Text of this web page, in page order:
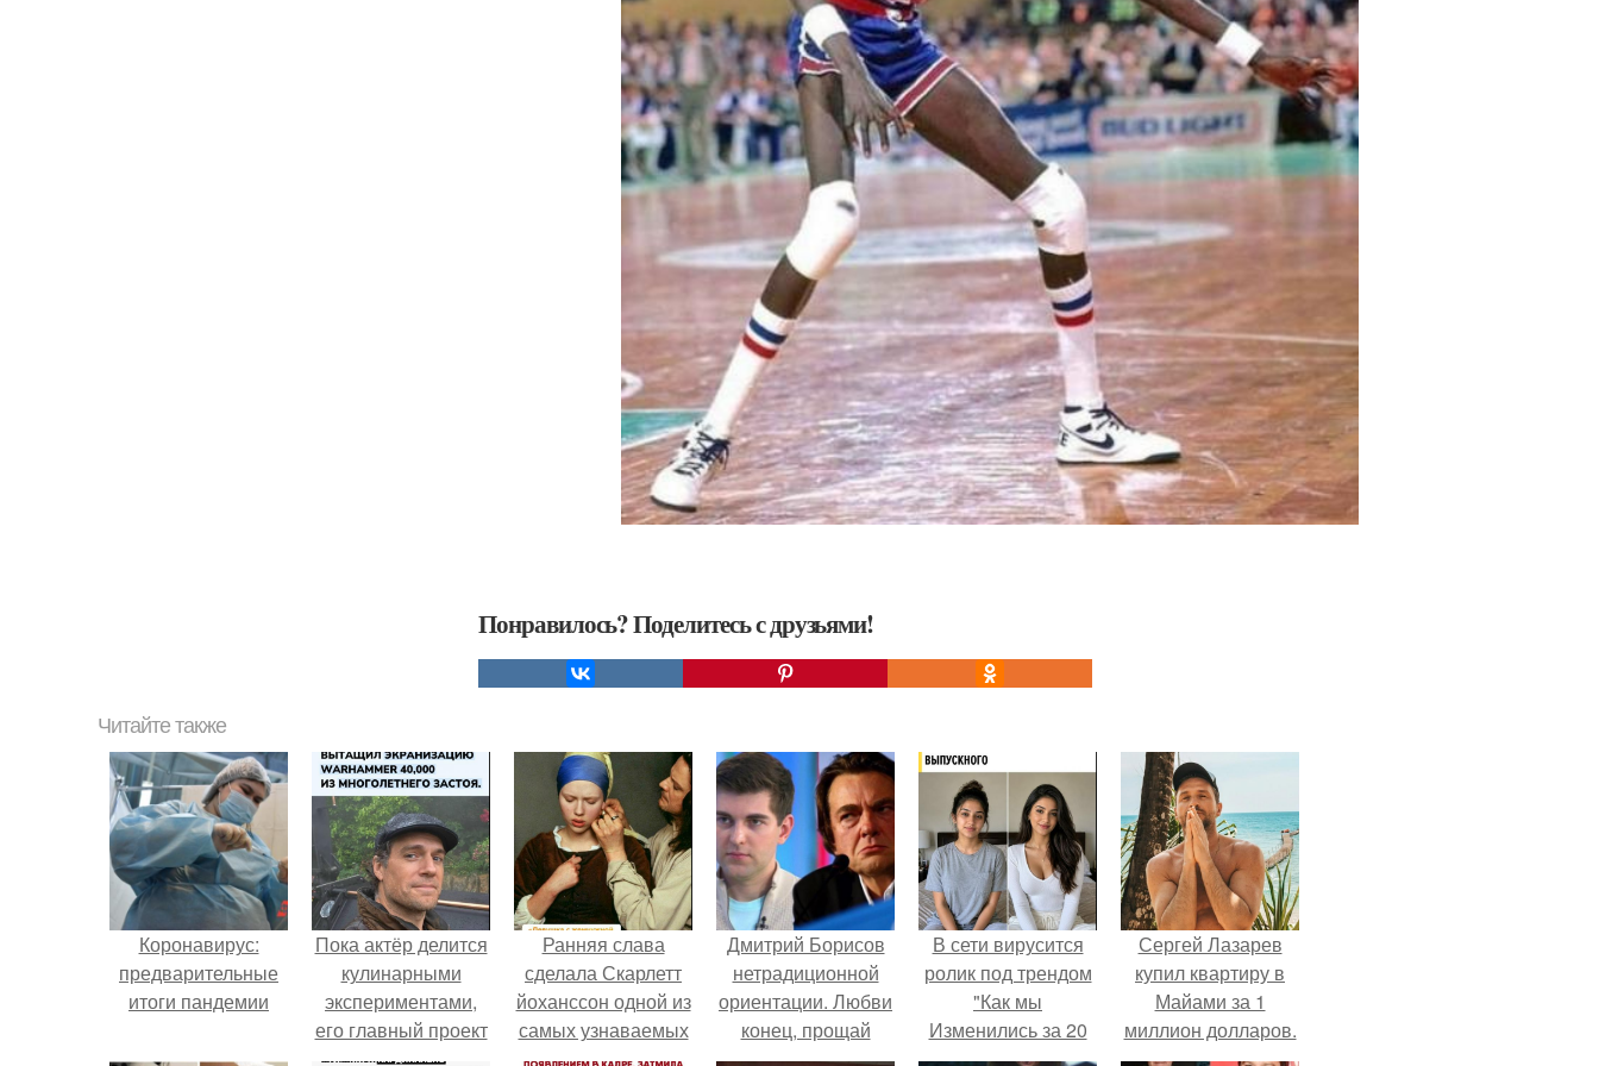
Понравилось? Поделитесь с друзьями!
Читайте также
Коронавирус:
предварительные
итоги пандемии
Пока актёр делится
кулинарными
экспериментами,
его главный проект
сделал серьёзный
Ранняя слава
сделала Скарлетт
йоханссон одной из
самых узнаваемых
актрис голливуда,
Дмитрий Борисов
нетрадиционной
ориентации. Любви
конец, прощай
«Первый»: почему
В сети вирусится
ролик под трендом
"Как мы
Изменились за 20
лет".
Сергей Лазарев
купил квартиру в
Майами за 1
миллион долларов.